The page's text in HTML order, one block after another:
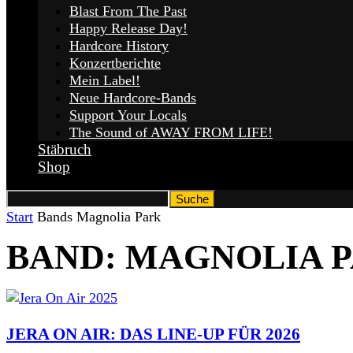
Blast From The Past
Happy Release Day!
Hardcore History
Konzertberichte
Mein Label!
Neue Hardcore-Bands
Support Your Locals
The Sound of AWAY FROM LIFE!
Stäbruch
Shop
Start Bands Magnolia Park
BAND: MAGNOLIA
JERA ON AIR: DAS LINE-UP FÜR 2026